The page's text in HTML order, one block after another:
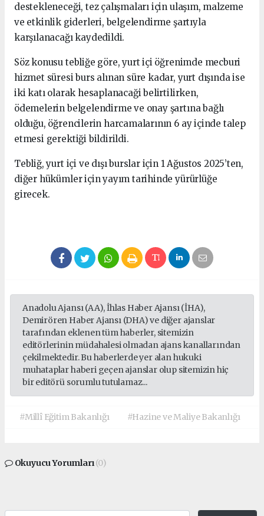
destekleneceği, tez çalışmaları için ulaşım, malzeme
ve etkinlik giderleri, belgelendirme şartıyla
karşılanacağı kaydedildi.
Söz konusu tebliğe göre, yurt içi öğrenimde mecburi
hizmet süresi burs alınan süre kadar, yurt dışında ise
iki katı olarak hesaplanacaği belirtilirken,
ödemelerin belgelendirme ve onay şartına bağlı
olduğu, öğrencilerin harcamalarının 6 ay içinde talep
etmesi gerektiği bildirildi.
Tebliğ, yurt içi ve dışı burslar için 1 Ağustos 2025’ten,
diğer hükümler için yayım tarihinde yürürlüğe
girecek.
Anadolu Ajansı (AA), İhlas Haber Ajansı (İHA),
Demirören Haber Ajansı (DHA) ve diğer ajanslar
tarafından eklenen tüm haberler, sitemizin
editörlerinin müdahalesi olmadan ajans kanallarından
çekilmektedir. Bu haberlerde yer alan hukuki
muhataplar haberi geçen ajanslar olup sitemizin hiç
bir editörü sorumlu tutulamaz...
#Millî Eğitim Bakanlığı #Hazine ve Maliye Bakanlığı
Okuyucu Yorumları(0)